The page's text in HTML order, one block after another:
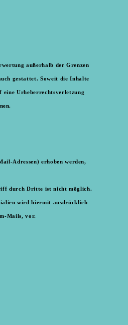
außerhalb der Grenzen
gestattet. Soweit die Inhalte
Urheberrechtsverletzung
Adressen) erhoben werden,
durch Dritte ist nicht möglich.
wird hiermit ausdrücklich
Mails, vor.